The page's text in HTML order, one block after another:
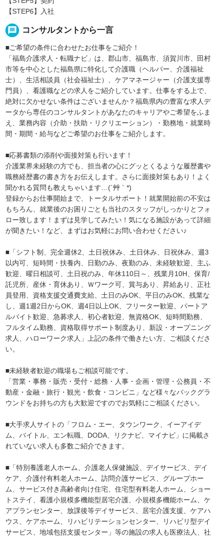
【STEP6】入社
message コンサルタントから一言
■ご希望の条件に合わせたお仕事をご紹介！
「福島介護求人・転職ナビ」は、郡山市、福島市、須賀川市、田村
市等を中心とした福島県に特化して介護職（ヘルパー、介護福祉
士）、生活相談員（社会福祉士）、ケアマネージャー（介護支援専
門員）、看護職などの求人をご紹介しています。仕事をする上で、
絶対に欠かせない条件はございませんか？福島県内の豊富な求人デ
ータから専任のコンサルタントがあなたのキャリアやご希望をふま
え、業務内容（介助・扶助・リクリエーション）・勤務地・就業時
間・期間・給与などご希望のお仕事をご紹介します。
■応募書類の添削や面接対策も行います！
介護業界未経験の方でも、担当者の心にグッとくるような履歴書や
職務経歴書の書き方をお伝えします。さらに面接対策もあり！よく
聞かれる質問も教えちゃいます…(´艸｀*)
登録からお仕事開始まで、トータルサポート！就業開始前の不安は
もちろん、就業後のお困りごとも当社のスタッフがしっかりとフォ
ロー致します！まずは見学してみたい！気になる施設があって詳細
が聞きたい！など、まずはお気軽にお問い合わせください♪
■「シフト制、完全週休2、土日祝休み、土日休み、日祝休み、週3
以内可、短時間・扶養内、日勤のみ、夜勤のみ、未経験歓迎、主ふ
歓迎、曜日相談可、土日祝のみ、年休110日～、残業月10H、保育/
託児所、産休・育休あり、Ｗワーク可、賞与あり、昇給あり、正社
員登用、資格支援交通費支給、土日のみOK、平日のみOK、残業な
し、週1週2日からOK、週4日以上OK、フリーター歓迎、パートア
ルバイト歓迎、急募求人、初心者歓迎、無資格OK、短時間勤務、
フルタイム勤務、資格取得サポート制度あり、新設・オープニング
求人、ハローワーク求人」上記の条件で働きたい方、ご相談くださ
い。
■未経験者歓迎の職場もご相談可能です。
「営業・事務・販売・受付・総務・人事・企画・管理・公務員・不
動産・金融・旅行・観光・飲食・コンビニ」など様々なバックグラ
ウンドをお持ちの方も大歓迎ですのでお気軽にご相談ください。
■大手求人サイトの「フロム・エー、タウンワーク、イーアイデ
ム、バイトル、エン転職、DODA、リクナビ、マイナビ」に掲載さ
れていない求人も多数ご紹介できます。
■「特別養護老人ホーム、介護老人保健施設、デイサービス、デイ
ケア、介護付有料老人ホーム、訪問介護サービス、グループホー
ム、サービス付き高齢者向け住宅、住宅型有料老人ホーム、ショー
トステイ、看護小規模多機能型居宅介護、小規模多機能ホーム、ケ
アプランセンター、放課後等デイサービス、居宅介護支援、ケアハ
ウス、ケアホーム、リハビリテーションセンター、リハビリ型デイ
サービス、地域包括支援センター」等の施設の求人も医療法人、社